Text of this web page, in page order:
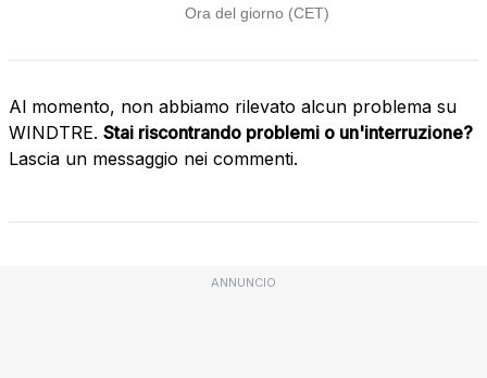
Al momento, non abbiamo rilevato alcun problema su
WINDTRE. Stai riscontrando problemi o un'interruzione?
Lascia un messaggio nei commenti.
ANNUNCIO